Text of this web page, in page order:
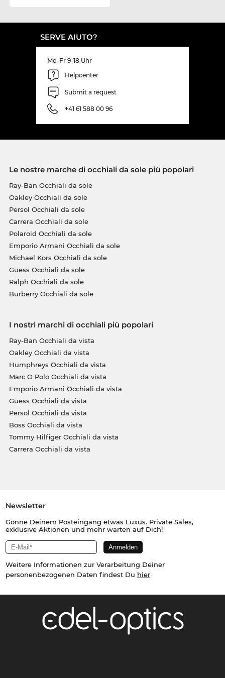
SERVE AIUTO?
Mo-Fr 9-18 Uhr
Helpcenter
Submit a request
+41 61 588 00 96
Le nostre marche di occhiali da sole più popolari
Ray-Ban Occhiali da sole
Oakley Occhiali da sole
Persol Occhiali da sole
Carrera Occhiali da sole
Polaroid Occhiali da sole
Emporio Armani Occhiali da sole
Michael Kors Occhiali da sole
Guess Occhiali da sole
Ralph Occhiali da sole
Burberry Occhiali da sole
I nostri marchi di occhiali più popolari
Ray-Ban Occhiali da vista
Oakley Occhiali da vista
Humphreys Occhiali da vista
Marc O Polo Occhiali da vista
Emporio Armani Occhiali da vista
Guess Occhiali da vista
Persol Occhiali da vista
Boss Occhiali da vista
Tommy Hilfiger Occhiali da vista
Carrera Occhiali da vista
Newsletter
Gönne Deinem Posteingang etwas Luxus. Private Sales,
exklusive Aktionen und mehr warten auf Dich!
Weitere Informationen zur Verarbeitung Deiner
personenbezogenen Daten findest Du hier